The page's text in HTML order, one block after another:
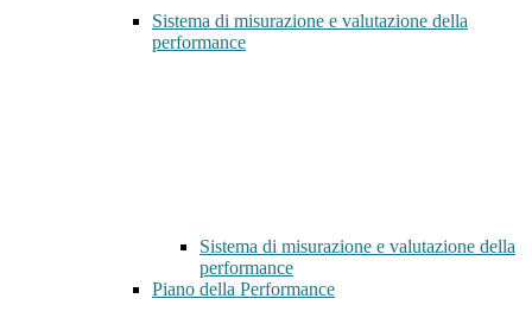
Sistema di misurazione e valutazione della
performance
Sistema di misurazione e valutazione della
performance
Piano della Performance